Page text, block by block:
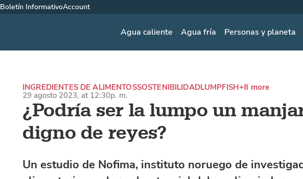
Agua caliente Agua fría Personas y planeta
Boletín InformativoAccount
¿Podría ser la lumpo un
digno de reyes?
INGREDIENTES DE ALIMENTOSSOSTENIBILIDADLUMPFISH+8 more
29 agosto 2023, at 12:30p. m.
Un estudio de Nofima, instituto noruego de